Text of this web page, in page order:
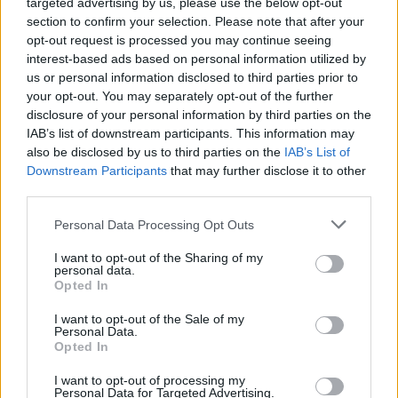
section to confirm your selection. Please note that after your
opt-out request is processed you may continue seeing
interest-based ads based on personal information utilized by
us or personal information disclosed to third parties prior to
your opt-out. You may separately opt-out of the further
disclosure of your personal information by third parties on the
IAB’s list of downstream participants. This information may
also be disclosed by us to third parties on the IAB’s List of
Downstream Participants that may further disclose it to other
Personal Data Processing Opt Outs
I want to opt-out of the Sharing of my
personal data.
Opted In
I want to opt-out of the Sale of my
Personal Data.
Opted In
I want to opt-out of processing my
Personal Data for Targeted Advertising.
Na silnici u Trhové Kamenice na Chrudimsku přibyly
pachové ohradníky proti zvěři
25.7.2026 17:10 | TRHOVÁ KAMENICE (ČTK)
Na kilometrovém úseku silnice
I/37 u Trhové Kamenice na
Chrudimsku přibyly pachové
ohradníky. Mají odradit zvěř
od vstupu na vozovku,
vyplývá z tiskové zprávy společnosti Generali Česká pojišťovna.
Jejich účinnost chce pojišťovna příští rok vyhodnotit. Podle
Ostravská zoo se zapojila do záchrany ibisů skalních ve
Španělsku
25.7.2026 17:00 | OSTRAVA (
Ostravská zoologická zahrada
se zapojila do nového projektu
Katalánsku. Cílem je posílení